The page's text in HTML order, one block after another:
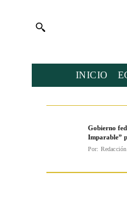
INICIO
Gobierno
Imparable”
Por: